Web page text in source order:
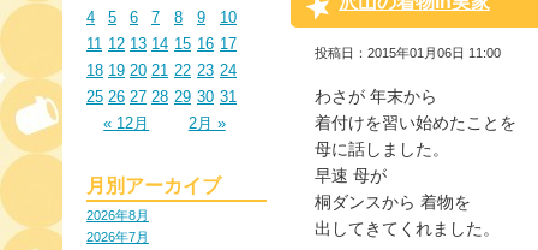
4
5 6 7 8 9
10
11 12 13 14 15 16 17
18 19 20 21 22 23 24
25 26 27 28 29 30 31
« 12月
2月 »
月別アーカイブ
2026年8月
2026年7月
投稿日：2015年01月06日 11:00
わさが 年末から
着付けを習い始めたことを
母に話しました。
早速 母が
桐ダンスから 着物を
出してきてくれました。